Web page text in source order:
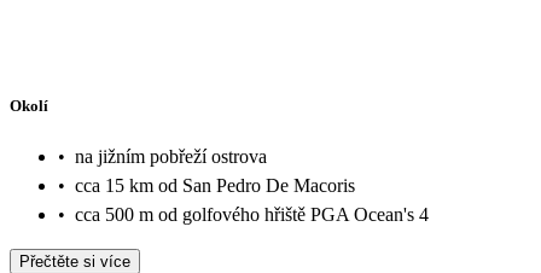
Okolí
• na jižním pobřeží ostrova
• cca 15 km od San Pedro De Macoris
• cca 500 m od golfového hřiště PGA Ocean's 4
Přečtěte si více